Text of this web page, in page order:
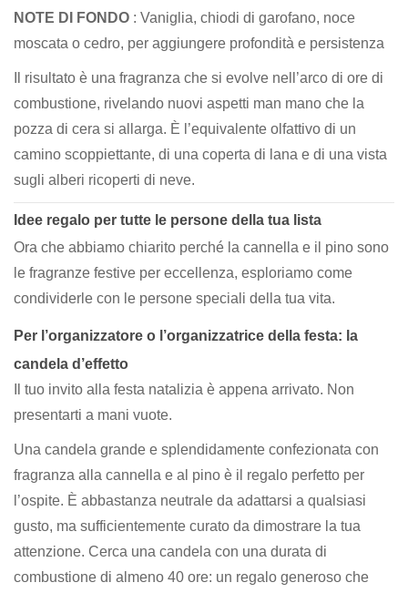
NOTE DI FONDO : Vaniglia, chiodi di garofano, noce
moscata o cedro, per aggiungere profondità e persistenza
Il risultato è una fragranza che si evolve nell’arco di ore di
combustione, rivelando nuovi aspetti man mano che la
pozza di cera si allarga. È l’equivalente olfattivo di un
camino scoppiettante, di una coperta di lana e di una vista
sugli alberi ricoperti di neve.
Idee regalo per tutte le persone della tua lista
Ora che abbiamo chiarito perché la cannella e il pino sono
le fragranze festive per eccellenza, esploriamo come
condividerle con le persone speciali della tua vita.
Per l’organizzatore o l’organizzatrice della festa: la
candela d’effetto
Il tuo invito alla festa natalizia è appena arrivato. Non
presentarti a mani vuote.
Una candela grande e splendidamente confezionata con
fragranza alla cannella e al pino è il regalo perfetto per
l’ospite. È abbastanza neutrale da adattarsi a qualsiasi
gusto, ma sufficientemente curato da dimostrare la tua
attenzione. Cerca una candela con una durata di
combustione di almeno 40 ore: un regalo generoso che